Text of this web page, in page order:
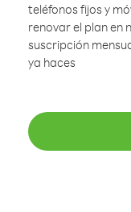
teléfonos fijos y
renovar el plan en
suscripción
ya haces